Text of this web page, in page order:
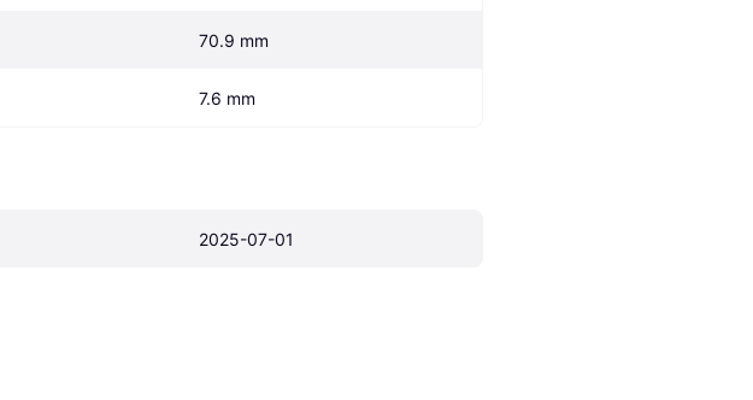
70.9 mm
7.6 mm
2025-07-01